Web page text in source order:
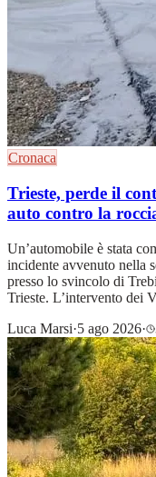
Cronaca
Trieste, perde il
auto contro la
Un’automobile è stata
incidente avvenuto nella
presso lo svincolo di
Trieste. L’intervento dei
Luca Marsi·5 ago 2026·